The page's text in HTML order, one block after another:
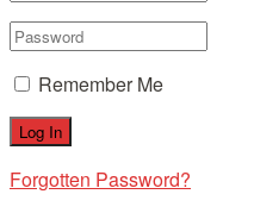
Remember Me
Forgotten Password?